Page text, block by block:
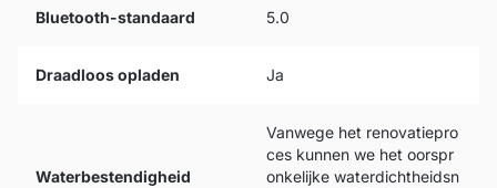
Bluetooth-standaard 5.0
Draadloos opladen Ja
Waterbestendigheid
Vanwege het renovatiepro
ces kunnen we het oorspr
onkelijke waterdichtheidsn